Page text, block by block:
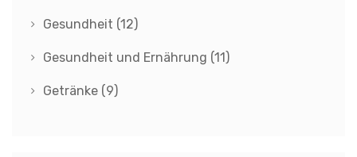
Gesundheit (12)
Gesundheit und Ernährung (11)
Getränke (9)